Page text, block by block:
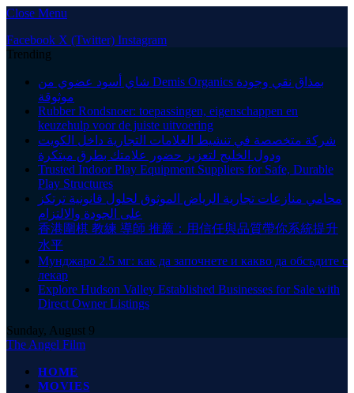
Close Menu
Facebook X (Twitter) Instagram
Trending
شاي أسود عضوي من Demis Organics بمذاق نقي وجودة
موثوقة
Rubber Rondsnoer: toepassingen, eigenschappen en
keuzehulp voor de juiste uitvoering
شركة متخصصة في تنشيط العلامات التجارية داخل الكويت
ودول الخليج لتعزيز حضور علامتك بطرق مبتكرة
Trusted Indoor Play Equipment Suppliers for Safe, Durable
Play Structures
محامي منازعات تجارية الرياض الموثوق لحلول قانونية ترتكز
على الجودة والالتزام
香港圍棋 教練 導師 推薦：用信任與品質帶你系統提升
水平
Мунджаро 2.5 мг: как да започнете и какво да обсъдите с
лекар
Explore Hudson Valley Established Businesses for Sale with
Direct Owner Listings
Sunday, August 9
The Angel Film
HOME
MOVIES